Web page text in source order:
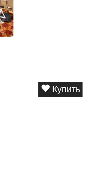
Купить